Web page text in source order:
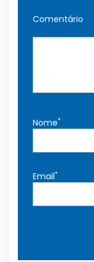
Comentário
Nome*
Email*